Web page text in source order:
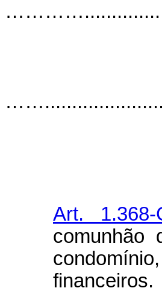
Art. 1.368-
comunhão
financeiros.